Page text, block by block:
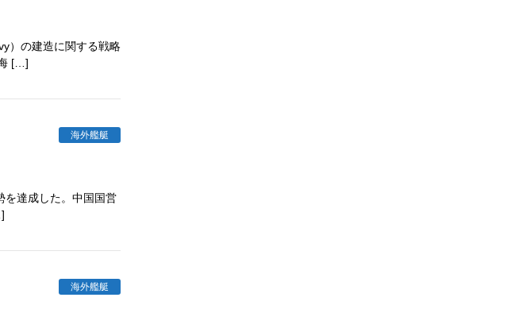
）の建造に関する戦略
[…]
海外艦艇
達成した。中国国営
海外艦艇